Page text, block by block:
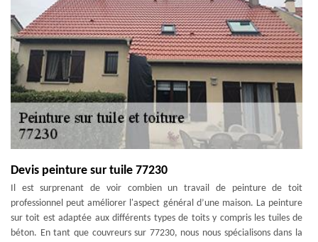
Devis peinture sur tuile 77230
Il est surprenant de voir combien un travail de peinture de toit
professionnel peut améliorer l'aspect général d’une maison. La peinture
sur toit est adaptée aux différents types de toits y compris les tuiles de
béton. En tant que couvreurs sur 77230, nous nous spécialisons dans la